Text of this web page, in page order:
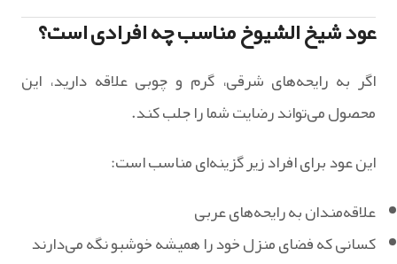
عود شیخ الشیوخ مناسب چه افرادی است؟
اگر به رایحه‌های شرقی، گرم و چوبی علاقه دارید، این
محصول می‌تواند رضایت شما را جلب کند.
این عود برای افراد زیر گزینه‌ای مناسب است:
علاقه‌مندان به رایحه‌های عربی
کسانی که فضای منزل خود را همیشه خوشبو نگه می‌دارند